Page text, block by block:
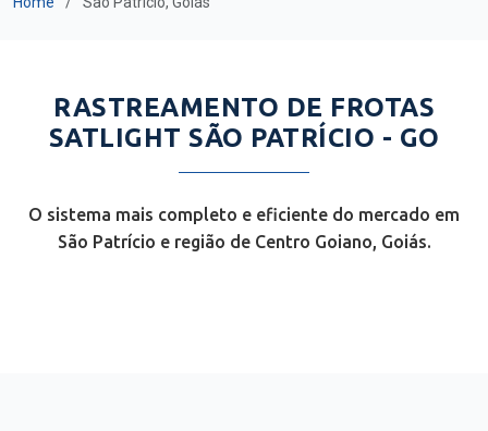
RASTREAMENTO DE FROTAS
SATLIGHT SÃO PATRÍCIO - GO
O sistema mais completo e eficiente do mercado em
São Patrício e região de Centro Goiano, Goiás.